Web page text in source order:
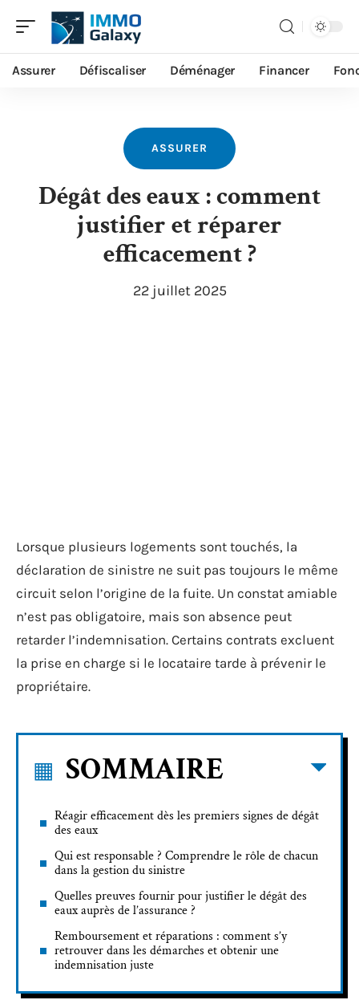
Assurer Défiscaliser Déménager Financer
ASSURER
Dégât des eaux : comment
justifier et réparer
efficacement ?
22 juillet 2025
Lorsque plusieurs logements sont touchés, la
déclaration de sinistre ne suit pas toujours le même
circuit selon l’origine de la fuite. Un constat amiable
n’est pas obligatoire, mais son absence peut
retarder l’indemnisation. Certains contrats excluent
la prise en charge si le locataire tarde à prévenir le
propriétaire.
SOMMAIRE
Réagir efficacement dès les premiers signes de dégât
des eaux
Qui est responsable ? Comprendre le rôle de chacun
dans la gestion du sinistre
Quelles preuves fournir pour justifier le dégât des
eaux auprès de l’assurance ?
Remboursement et réparations : comment s’y
retrouver dans les démarches et obtenir une
indemnisation juste